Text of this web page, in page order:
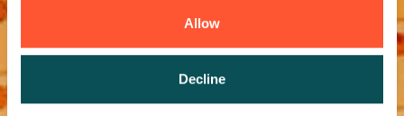
Allow
Decline
Experimente
gratuitamente